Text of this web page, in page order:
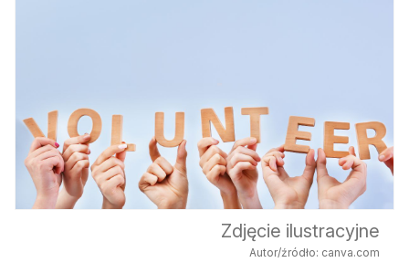
Zdjęcie ilustracyjne
Autor/źródło: canva.com